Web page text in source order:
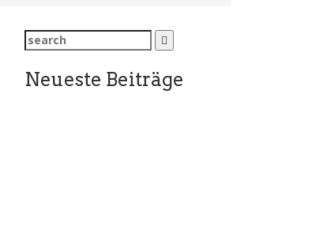
Search
for:
Neueste Beiträge